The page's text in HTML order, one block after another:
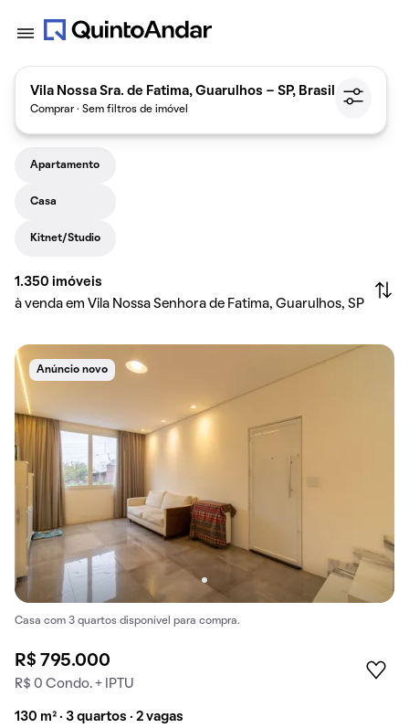
Vila Nossa Sra. de Fatima, Guarulhos - SP, Brasil
Comprar · Sem filtros de imóvel
Apartamento
Casa
Kitnet/Studio
1.350 imóveis
à venda em Vila Nossa Senhora de Fatima, Guarulhos, SP
Anúncio novo
Casa com 3 quartos disponível para compra.
R$ 795.000
R$ 0 Condo. + IPTU
130 m² · 3 quartos · 2 vagas